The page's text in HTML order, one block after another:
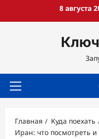
8 августа
Ключ
Основное
Главная
Куда поехать
Иран: что посмотреть и